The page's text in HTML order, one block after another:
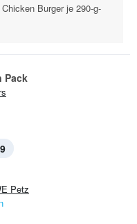
Burger je 290-g-
Pack
Petz